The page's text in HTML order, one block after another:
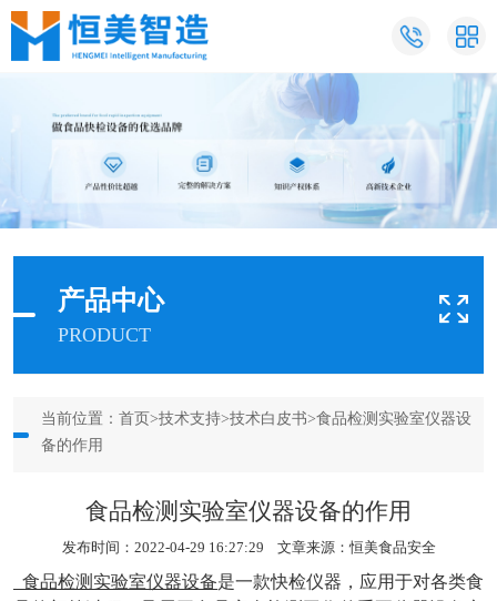
产品中心
PRODUCT
当前位置： 首页 >技术支持>技术白皮书>食品检测实验室仪器设
备的作用
食品检测实验室仪器设备的作用
发布时间：2022-04-29 16:27:29 文章来源：恒美食品安全
食品检测实验室仪器设备是一款快检仪器，应用于对各类食